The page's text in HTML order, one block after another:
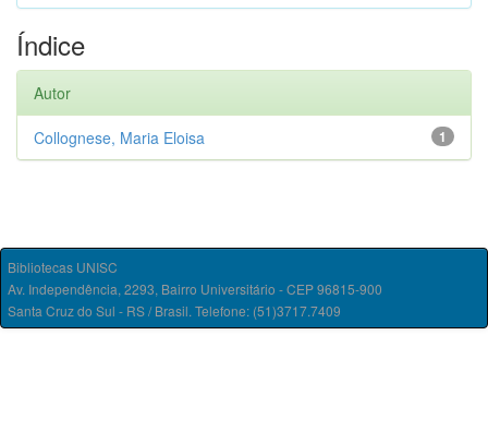
Índice
Autor
1
Collognese, Maria Eloisa
Bibliotecas UNISC
Av. Independência, 2293, Bairro Universitário - CEP 96815-900
Santa Cruz do Sul - RS / Brasil. Telefone: (51)3717.7409